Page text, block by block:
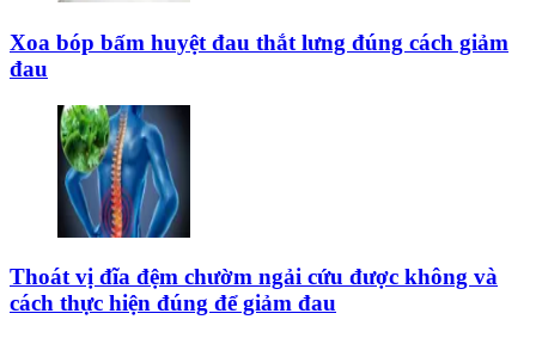
Xoa bóp bấm huyệt đau thắt lưng đúng cách giảm
đau
Thoát vị đĩa đệm chườm ngải cứu được không và
cách thực hiện đúng để giảm đau